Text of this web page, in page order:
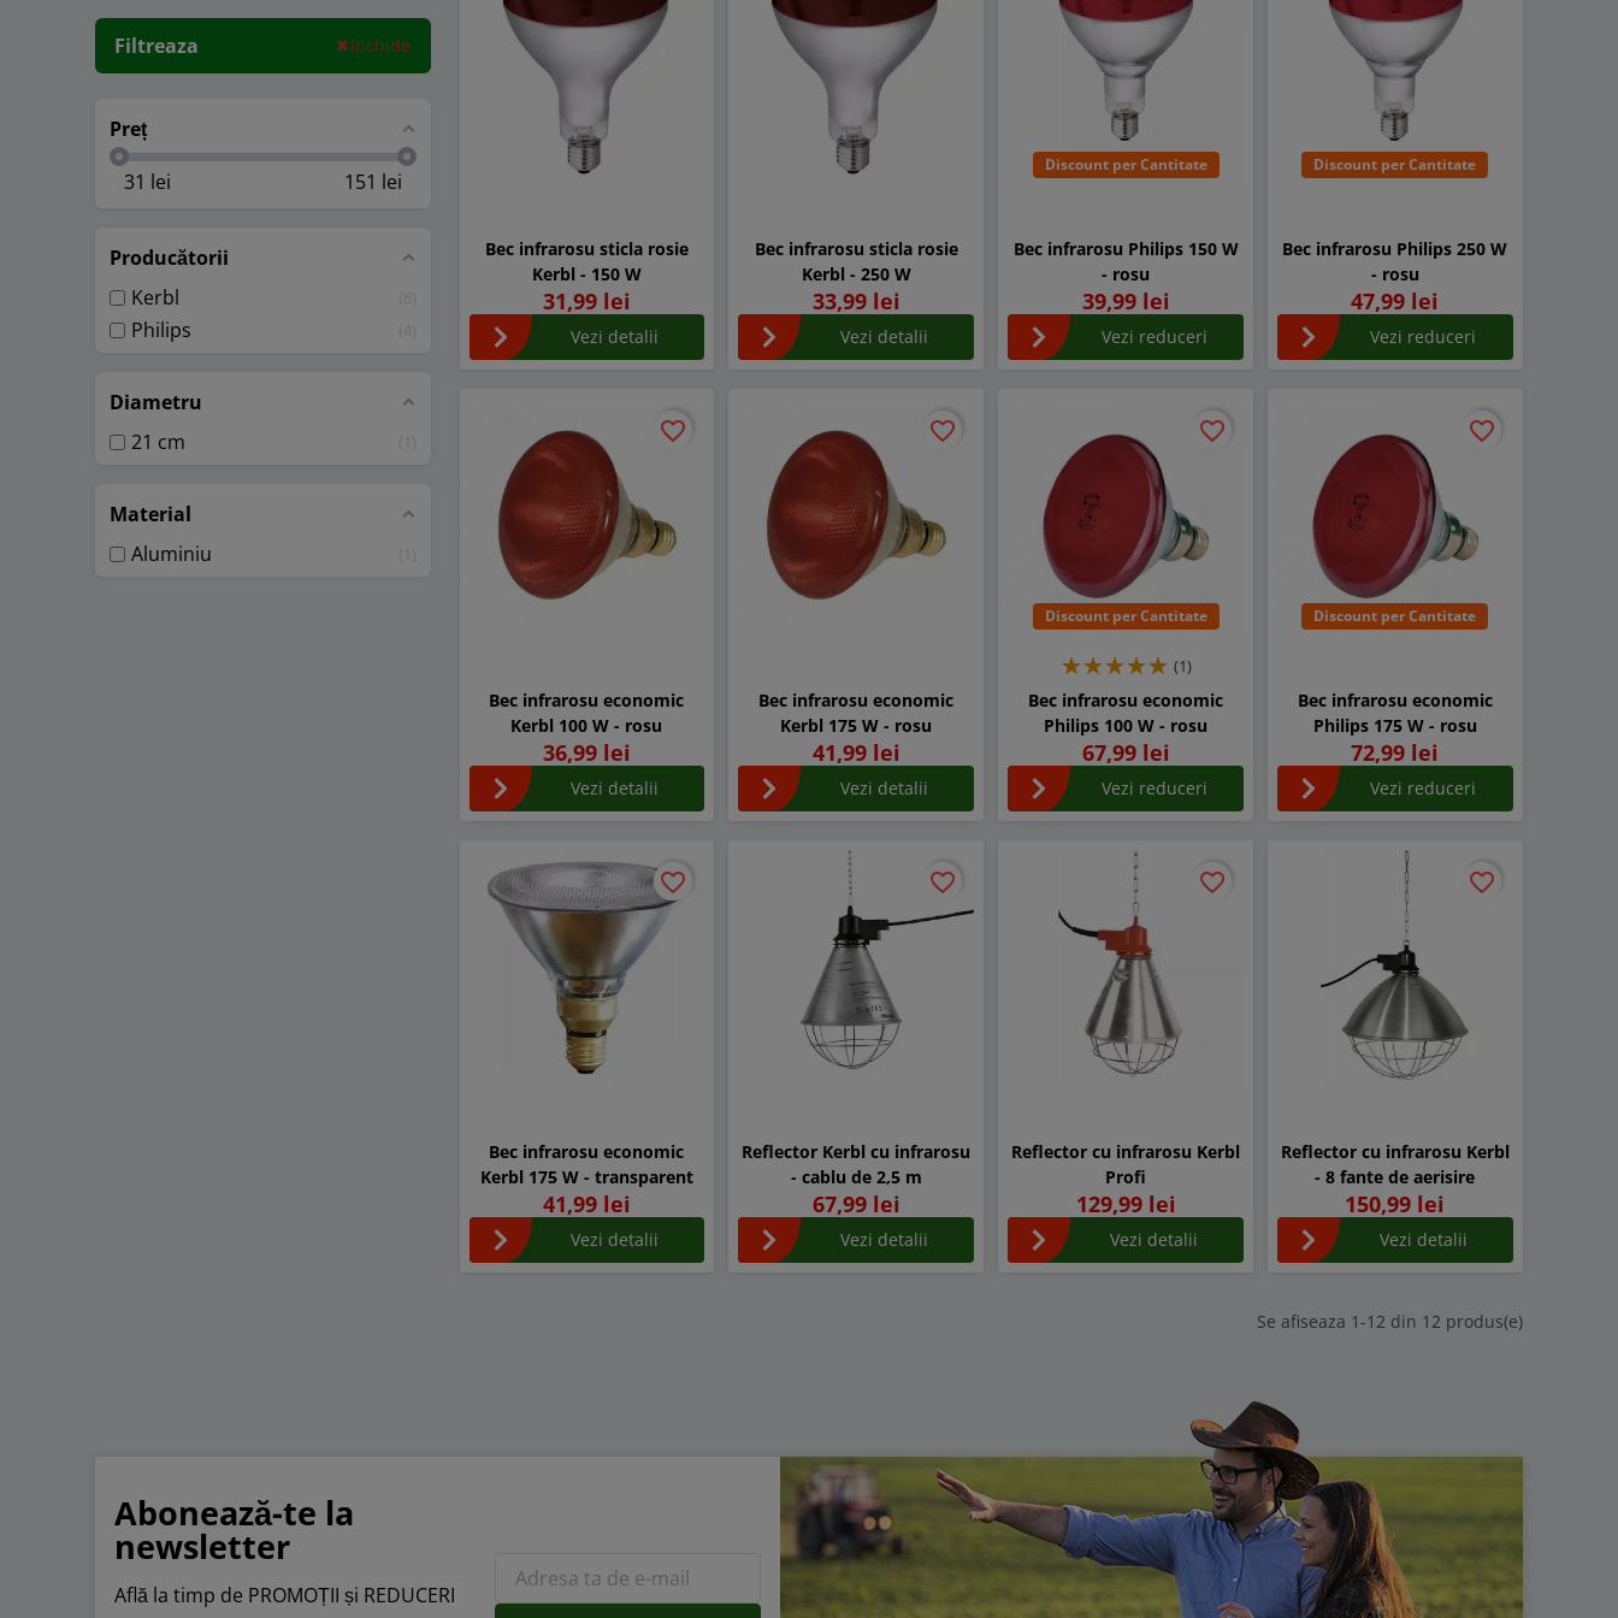
Filtreaza Inchide
Preț
31 lei 151 lei
Producătorii
Kerbl
Philips 4
Diametru
21 cm
Material
Aluminiu
Bec infrarosu sticla rosie
Kerbl - 150 W
31,99 lei
Vezi detalii
Bec infrarosu sticla rosie
Kerbl - 250 W
33,99 lei
Vezi detalii
Discount per Cantitate
Bec infrarosu Philips 150 W
- rosu
39,99 lei
Vezi reduceri
Discount per Cantitate
Bec infrarosu Philips 250 W
- rosu
47,99 lei
Vezi reduceri
favorite_border
favorite_border
Bec infrarosu economic
Kerbl 100 W - rosu
36,99 lei
Vezi detalii
favorite_border
favorite_border
Bec infrarosu economic
Kerbl 175 W - rosu
41,99 lei
Vezi detalii
Discount per Cantitate
favorite_border
favorite_border
(1)
Bec infrarosu economic
Philips 100 W - rosu
67,99 lei
Vezi reduceri
Discount per Cantitate
favorite_border
favorite_border
Bec infrarosu economic
Philips 175 W - rosu
72,99 lei
Vezi reduceri
favorite_border
favorite_border
Bec infrarosu economic
Kerbl 175 W - transparent
41,99 lei
Vezi detalii
favorite_border
favorite_border
Reflector Kerbl cu infrarosu
- cablu de 2,5 m
67,99 lei
Vezi detalii
favorite_border
favorite_border
Reflector cu infrarosu Kerbl
Profi
129,99 lei
Vezi detalii
favorite_border
favorite_border
Reflector cu infrarosu Kerbl
- 8 fante de aerisire
150,99 lei
Vezi detalii
Se afiseaza 1-12 din 12 produs(e)
Abonează-te la
newsletter
Află la timp de PROMOȚII și REDUCERI